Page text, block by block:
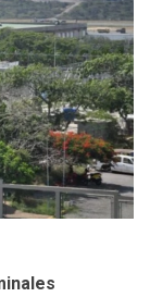
HORA
de la
Japón
no